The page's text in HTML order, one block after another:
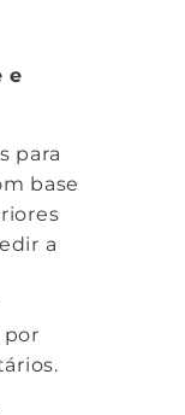
e
para
base
a
por